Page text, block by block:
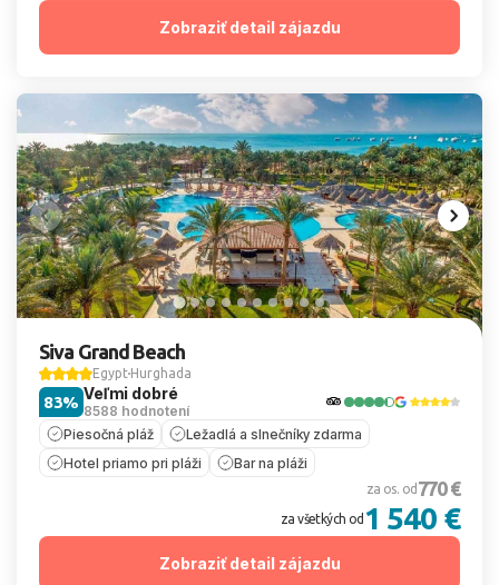
Zobraziť detail zájazdu
Siva Grand Beach
Egypt Hurghada
Veľmi dobré
8588 hodnotení
83%
Piesočná pláž
Ležadlá a slnečníky zdarma
Hotel priamo pri pláži
Bar na pláži
za os. od 770 €
za všetkých od 1 540 €
Zobraziť detail zájazdu